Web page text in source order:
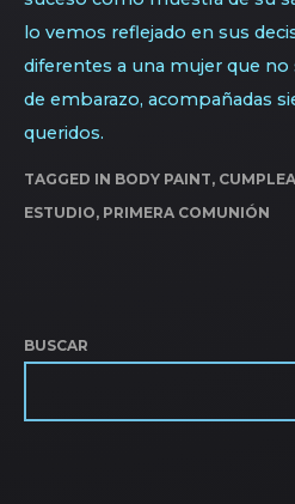
lo vemos reflejado en sus
diferentes a una mujer que
de embarazo, acompañadas
queridos.
TAGGED IN BODY PAINT,
ESTUDIO, PRIMERA COMUNIÓN
BUSCAR